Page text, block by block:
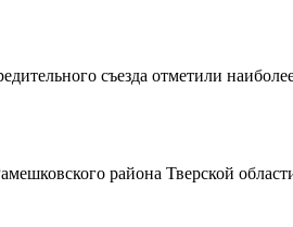
съезда отметили
района Тверской